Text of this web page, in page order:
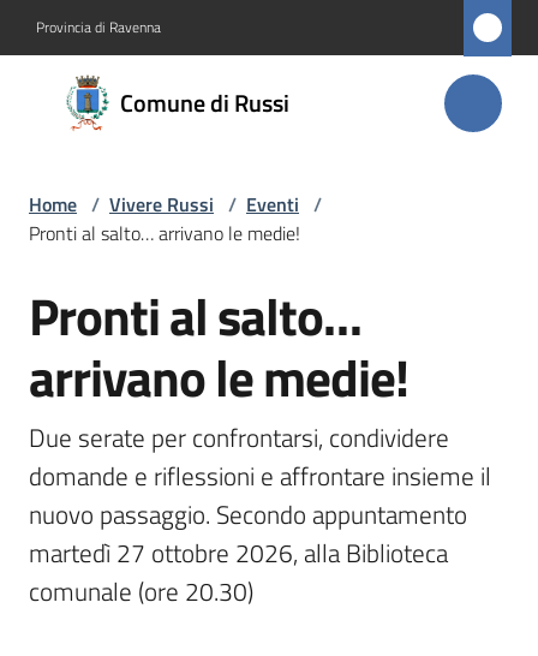
Provincia di Ravenna
Comune di Russi
Comune
di Russi
Amministrazione
Russi
Menu selezionato
Orari
Home / Vivere Russi / Eventi /
Pronti al salto… arrivano le medie!
Salta al contenuto
Pronti al salto…
arrivano le medie!
Due serate per confrontarsi, condividere
domande e riflessioni e affrontare insieme il
nuovo passaggio. Secondo appuntamento
martedì 27 ottobre 2026, alla Biblioteca
comunale (ore 20.30)